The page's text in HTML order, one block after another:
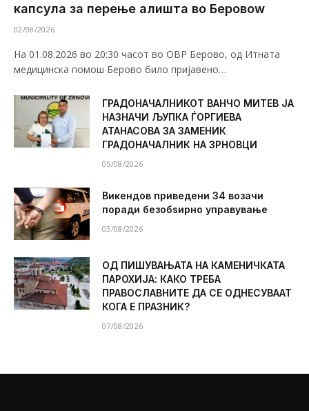
капсула за перење алишта во Беровоw
02/08/2026
На 01.08.2026 во 20:30 часот во ОВР Берово, од Итната
медицинска помош Берово било пријавено…
ГРАДОНАЧАЛНИКОТ ВАНЧО МИТЕВ ЈА
НАЗНАЧИ ЉУПКА ЃОРГИЕВА
АТАНАСОВА ЗА ЗАМЕНИК
ГРАДОНАЧАЛНИК НА ЗРНОВЦИ
05/08/2026
Викендов приведени 34 возачи
поради безобѕирно управување
03/08/2026
ОД ПИШУВАЊАТА НА КАМЕНИЧКАТА
ПАРОХИЈА: КАКО ТРЕБА
ПРАВОСЛАВНИТЕ ДА СЕ ОДНЕСУВААТ
КОГА Е ПРАЗНИК?
07/08/2026